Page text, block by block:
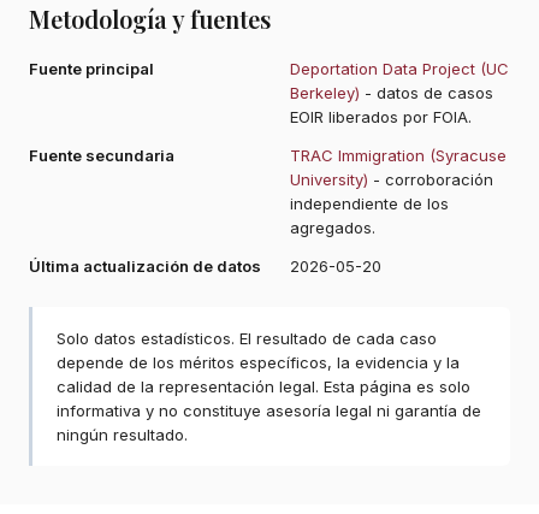
Metodología y fuentes
Fuente principal
Deportation Data Project (UC
Berkeley) - datos de casos
EOIR liberados por FOIA.
Fuente secundaria
TRAC Immigration (Syracuse
University) - corroboración
independiente de los
agregados.
Última actualización de datos
2026-05-20
Solo datos estadísticos. El resultado de cada caso
depende de los méritos específicos, la evidencia y la
calidad de la representación legal. Esta página es solo
informativa y no constituye asesoría legal ni garantía de
ningún resultado.